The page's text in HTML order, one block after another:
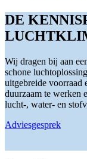
kan
gekozen
worden
de
DE
Wij dragen bij aan
schone
uitgebreide
duurzaam te werken
lucht-, water- en
Adviesgesprek